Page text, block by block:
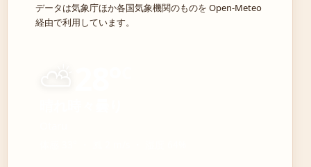
データは気象庁ほか各国気象機関のものを Open-Meteo
経由で利用しています。